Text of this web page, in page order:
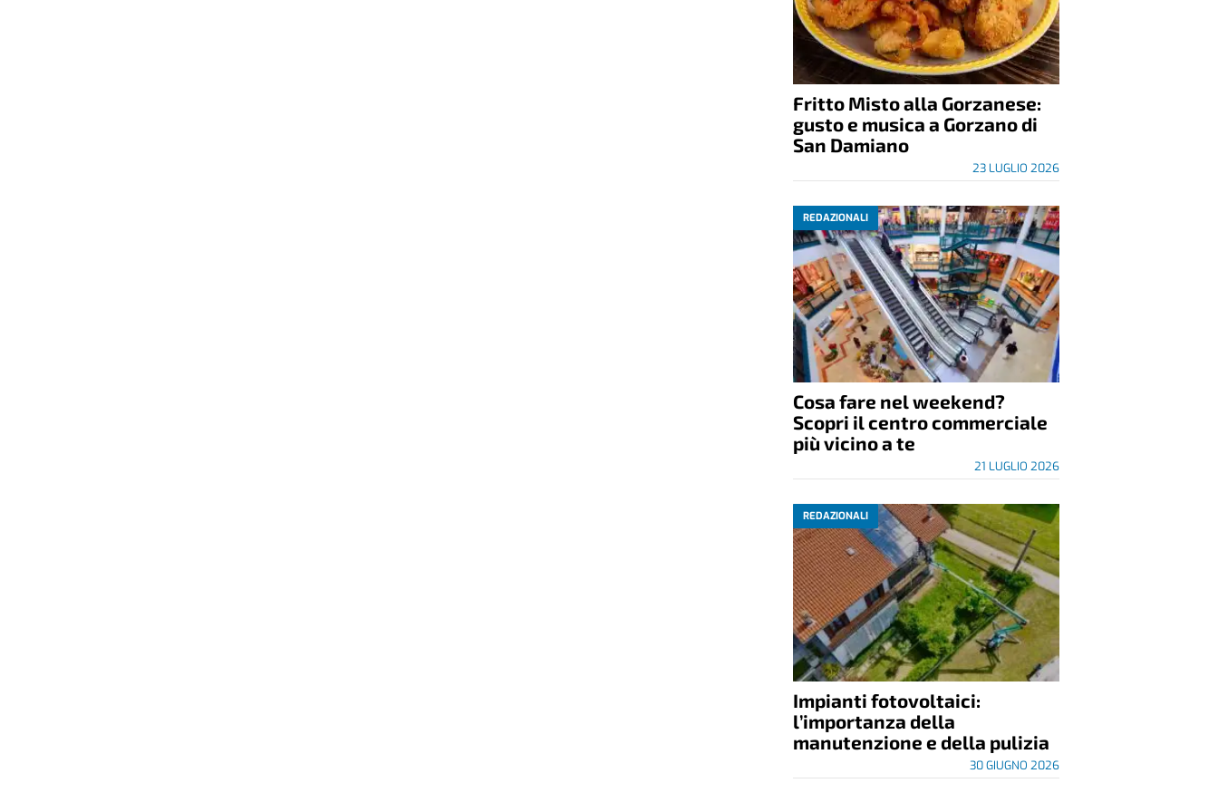
Fritto Misto alla Gorzanese:
gusto e musica a Gorzano di
San Damiano
23 LUGLIO 2026
REDAZIONALI
Cosa fare nel weekend?
Scopri il centro commerciale
più vicino a te
21 LUGLIO 2026
REDAZIONALI
Impianti fotovoltaici:
l’importanza della
manutenzione e della pulizia
30 GIUGNO 2026